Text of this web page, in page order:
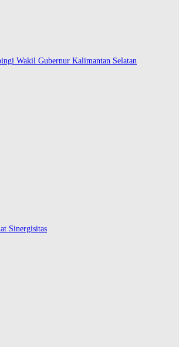
Wakil Gubernur Kalimantan Selatan
Sinergisitas